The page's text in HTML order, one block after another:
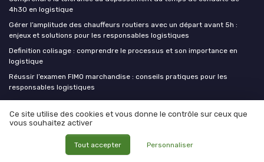
4h30 en logistique
Gérer l’amplitude des chauffeurs routiers avec un départ avant 5h :
enjeux et solutions pour les responsables logistiques
Definition colisage : comprendre le processus et son importance en
logistique
Réussir l’examen FIMO marchandise : conseils pratiques pour les
responsables logistiques
Les derniers articles
Vie ma vie de Chief Logistic Officer : jung logistique condi service
comme art de vivre opérationnel
Ce site utilise des cookies et vous donne le contrôle sur ceux que
vous souhaitez activer
Tout accepter Personnaliser